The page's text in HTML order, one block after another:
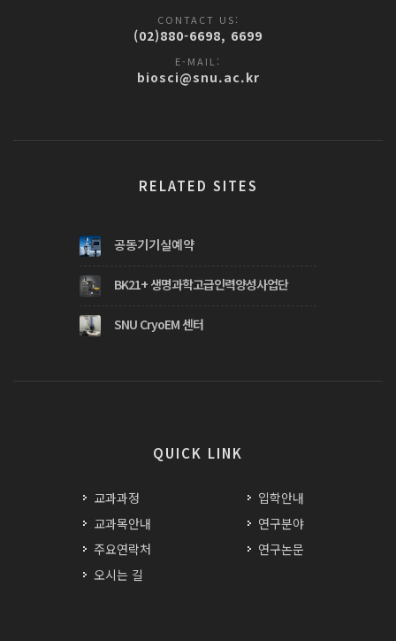
CONTACT US:
(02)880-6698, 6699
E-MAIL:
biosci@snu.ac.kr
RELATED SITES
공동기기실예약
BK21+ 생명과학고급인력양성사업단
SNU CryoEM 센터
QUICK LINK
교과과정
교과목안내
주요연락처
오시는 길
입학안내
연구분야
연구논문